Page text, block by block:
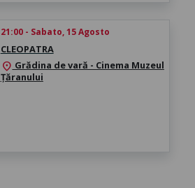
21:00 - Sabato, 15 Agosto
CLEOPATRA
location_on Grădina de vară - Cinema Muzeul
Țăranului